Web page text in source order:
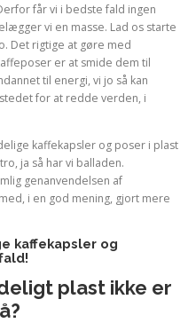
får vi i bedste fald ingen
vi en masse. Lad os starte
Det rigtige at gøre med
er at smide dem til
til energi, vi jo så kan
for at redde verden, i
kaffekapsler og poser i plast
ja så har vi balladen.
genanvendelsen af
i en god mening, gjort mere
kaffekapsler og
plast ikke er